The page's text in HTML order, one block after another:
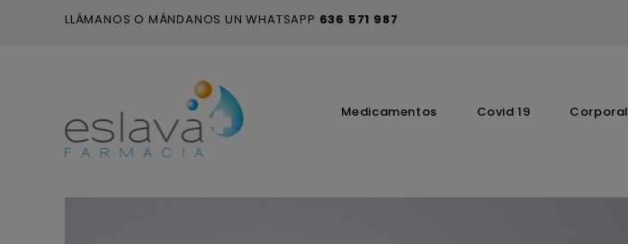
LLÁMANOS O MÁNDANOS UN WHATSAPP 636 571 987
Medicamentos Covid 19 Corporal